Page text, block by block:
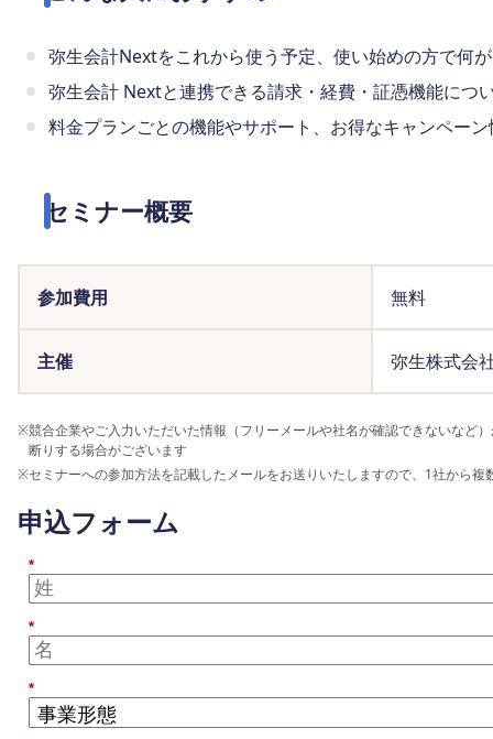
弥生会計Nextをこれから使う予定、使い始めの方で何
弥生会計 Nextと連携できる請求・経費・証憑機能につ
料金プランごとの機能やサポート、お得なキャンペー
セミナー概要
参加費用 無料
主催 弥生株式会
※競合企業やご入力いただいた情報（フリーメールや社名が確認できないなど
断りする場合がございます
※セミナーへの参加方法を記載したメールをお送りいたしますので、1社から
申込フォーム
*
*
*